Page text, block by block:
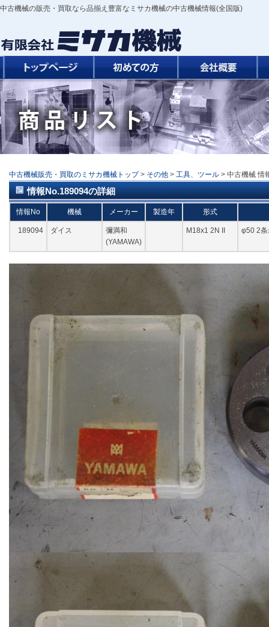
中古機械の販売・買取なら品揃え豊富なミサカ機械の中古機械情報(全国版)
中古機械販売・買取のミサカ機械トップ > その他 > 工具、ツール > 中古機械 情
情報No.189094の詳細
情報No 機械 メーカー 製造年 形式
189094 ダイス
彌満和
(YAMAWA)
M18x1 2N II φ50 2条